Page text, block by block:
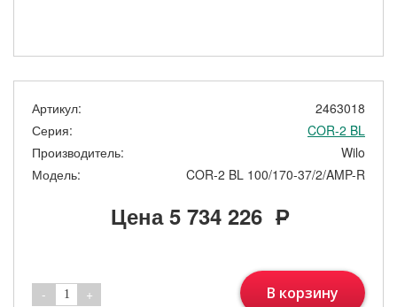
Артикул:
2463018
Серия:
COR-2 BL
Производитель:
Wilo
Модель:
COR-2 BL 100/170-37/2/AMP-R
Цена5 734 226 Р
- 1 + В корзину